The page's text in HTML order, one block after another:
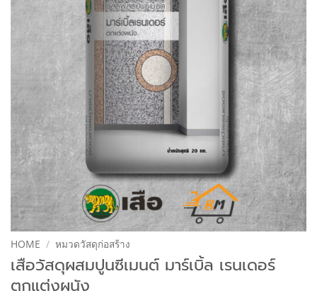
HOME / หมวดวัสดุก่อสร้าง
เสือวัสดุผสมปูนซีเมนต์ มาร์เบิ้ล เรนเดอร์
ตกแต่งผนัง